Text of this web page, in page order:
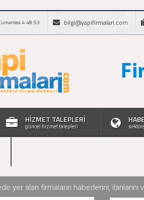
4:48:54 bilgi@yapifirmalari.com
HİZMET TALEPLERİ
güncel hizmet talepleri
yer alan firmaların haberlerini,